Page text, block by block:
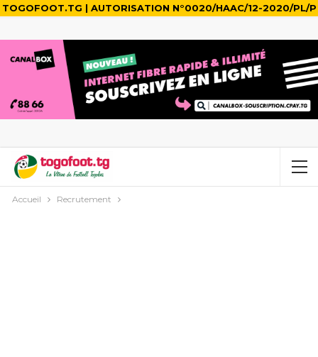
TOGOFOOT.TG | AUTORISATION N°0020/HAAC/12-2020/PL/P
Accueil Recrutement